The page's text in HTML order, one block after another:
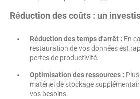
Réduction des coûts : un
Réduction des temps d'arrêt : En
restauration de vos données est
pertes de productivité.
Optimisation des ressources :
matériel de stockage
vos besoins.